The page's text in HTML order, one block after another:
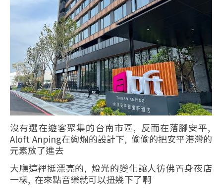
沒有選在遊客聚集的台南市區, 反而在落腳安平,
Aloft Anping在絢爛的設計下, 偷偷的把安平港灣的
元素放了進去
大廳這裡挺漂亮的, 燈光的變化讓人彷佛置身夜店
一樣, 在來點音樂就可以扭幾下了啊